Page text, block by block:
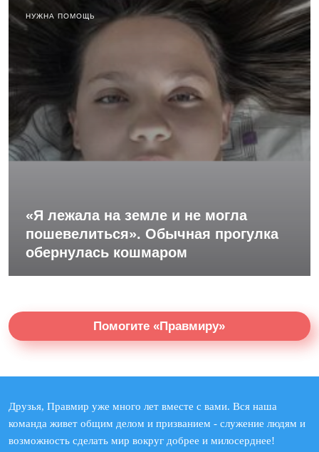
НУЖНА ПОМОЩЬ
«Я лежала на земле и не могла
пошевелиться». Обычная прогулка
обернулась кошмаром
Помогите «Правмиру»
Друзья, Правмир уже много лет вместе с вами. Вся наша
команда живет общим делом и призванием - служение людям и
возможность сделать мир вокруг добрее и милосерднее!